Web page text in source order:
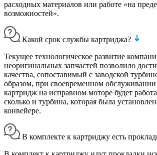
расходных материалов или работе «на
возможностей».
Какой срок службы картриджа?
Текущее технологическое развитие
неоригинальных запчастей позволило
качества, сопоставимый с заводской
образом, при своевременном обслуживании
картридж на исправном моторе будет
сколько и турбина, которая была
конвейере.
В комплекте к картриджу есть